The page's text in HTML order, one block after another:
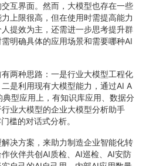
互界面。然而，大模型也存在一些
上限很高，但在使用时需提高能力
提效为主，还需进一步思考提升群
明确具体的应用场景和需要哪种AI
两种思路：一是行业大模型工程化
是利用现有大模型能力，通过AI A
型应用上，有知识库应用、数据分
业大模型的企业大模型分析助手
槛的对话式分析。
决方案，来助力制造企业智能化转
伙伴共创AI质检、AI巡检、AI安防